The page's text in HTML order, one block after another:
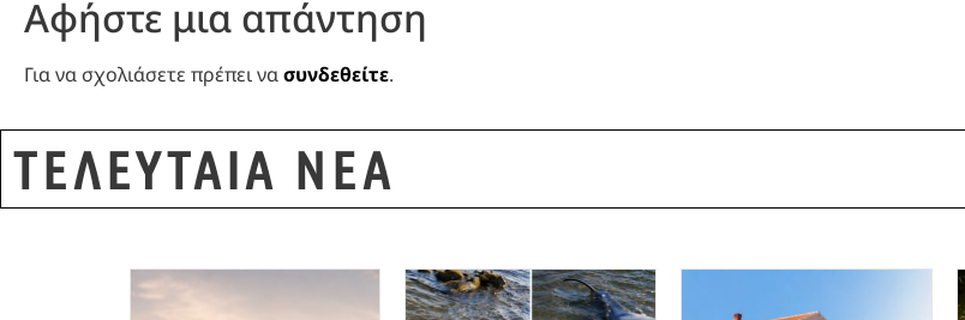
Αφήστε μια απάντηση
Για να σχολιάσετε πρέπει νασυνδεθείτε.
ΤΕΛΕΥΤΑΙΑ ΝΕΑ